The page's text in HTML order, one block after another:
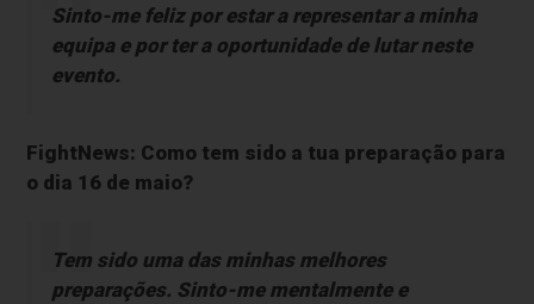
Sinto-me feliz por estar a representar a minha
equipa e por ter a oportunidade de lutar neste
evento.
FightNews: Como tem sido a tua preparação para
o dia 16 de maio?
Tem sido uma das minhas melhores
preparações. Sinto-me mentalmente e